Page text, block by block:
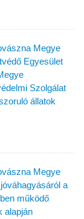
Megye
Egyesület
Szolgálat
állatok
Megye
a
működő
alapján